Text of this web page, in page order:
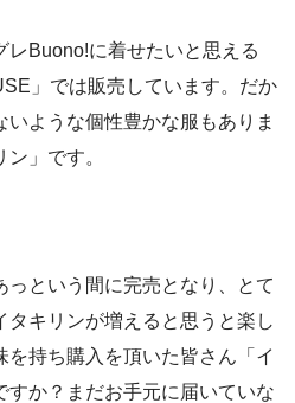
レBuono!に着せたいと思える
」では販売しています。だか
いような個性豊かな服もありま
」です。
っという間に完売となり、とて
タキリンが増えると思うと楽し
を持ち購入を頂いた皆さん「イ
すか？まだお手元に届いていな